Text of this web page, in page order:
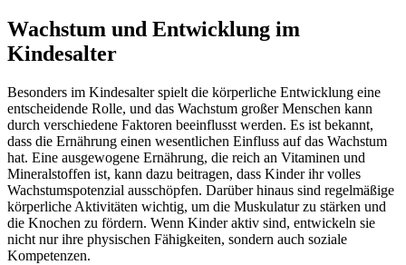
Wachstum und Entwicklung im
Kindesalter
Besonders im Kindesalter spielt die körperliche Entwicklung eine
entscheidende Rolle, und das Wachstum großer Menschen kann
durch verschiedene Faktoren beeinflusst werden. Es ist bekannt,
dass die Ernährung einen wesentlichen Einfluss auf das Wachstum
hat. Eine ausgewogene Ernährung, die reich an Vitaminen und
Mineralstoffen ist, kann dazu beitragen, dass Kinder ihr volles
Wachstumspotenzial ausschöpfen. Darüber hinaus sind regelmäßige
körperliche Aktivitäten wichtig, um die Muskulatur zu stärken und
die Knochen zu fördern. Wenn Kinder aktiv sind, entwickeln sie
nicht nur ihre physischen Fähigkeiten, sondern auch soziale
Kompetenzen.